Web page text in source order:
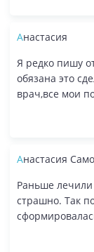
Анастасия
Я редко пишу
обязана это
врач,все мои
Анастасия
Раньше лечили
страшно. Так